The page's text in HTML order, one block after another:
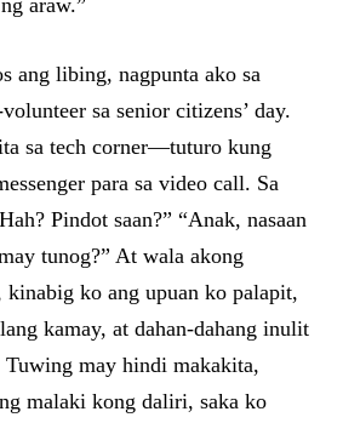
araw.”
ang libing, nagpunta ako sa
sa senior citizens’ day.
sa tech corner—tuturo kung
para sa video call. Sa
Pindot saan?” “Anak, nasaan
tunog?” At wala akong
kinabig ko ang upuan ko palapit,
kamay, at dahan-dahang inulit
Tuwing may hindi makakita,
malaki kong daliri, saka ko